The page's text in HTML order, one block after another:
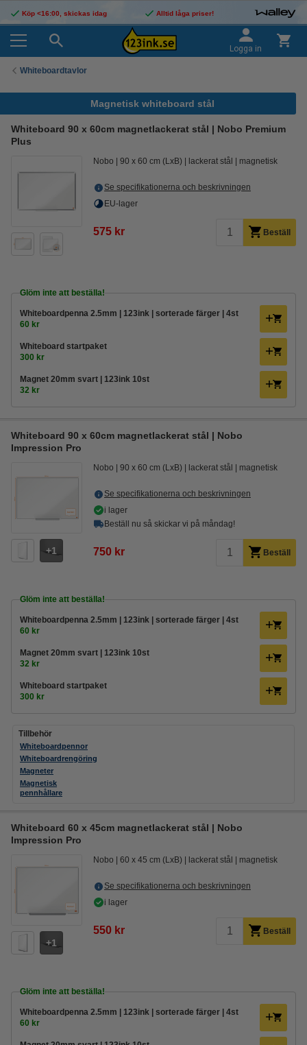
Köp <16:00, skickas idag Alltid låga priser!
Logga in
Whiteboardtavlor
Magnetisk whiteboard stål
Whiteboard 90 x 60cm magnetlackerat stål | Nobo Premium
Plus
Nobo 90 x 60 cm (LxB) lackerat stål magnetisk
Se specifikationerna och beskrivningen
EU-lager
575 kr Beställ
Glöm inte att beställa!
Whiteboardpenna 2.5mm | 123ink | sorterade färger | 4st
60 kr
Whiteboard startpaket
300 kr
Magnet 20mm svart | 123ink 10st
32 kr
Whiteboard 90 x 60cm magnetlackerat stål | Nobo
Impression Pro
1
Nobo 90 x 60 cm (LxB) lackerat stål magnetisk
Se specifikationerna och beskrivningen
i lager
Beställ nu så skickar vi på måndag!
750 kr Beställ
Glöm inte att beställa!
Whiteboardpenna 2.5mm | 123ink | sorterade färger | 4st
60 kr
Magnet 20mm svart | 123ink 10st
32 kr
Whiteboard startpaket
300 kr
Tillbehör
Whiteboardpennor
Whiteboardrengöring
Magneter
Magnetisk
pennhållare
Whiteboard 60 x 45cm magnetlackerat stål | Nobo
Impression Pro
1
Nobo 60 x 45 cm (LxB) lackerat stål magnetisk
Se specifikationerna och beskrivningen
i lager
550 kr Beställ
Glöm inte att beställa!
Whiteboardpenna 2.5mm | 123ink | sorterade färger | 4st
60 kr